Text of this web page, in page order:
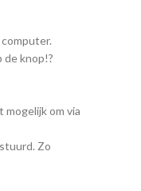
de knop!?
om via
Zo